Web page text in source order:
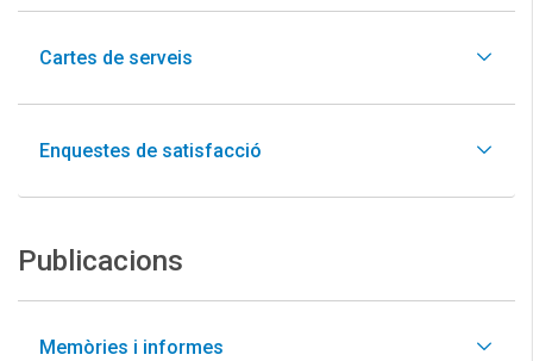
Cartes de serveis
Enquestes de satisfacció
Publicacions
Memòries i informes